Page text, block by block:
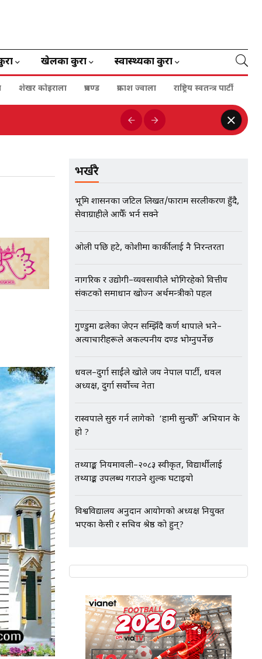
खेलका कुरा स्वास्थ्यका कुरा
शेखर कोइराला प्रचण्ड प्रकाश ज्वाला राष्ट्रिय स्वतन्त्र पार्टी
भर्खरै
भूमि प्रशासनका जटिल लिखत/फाराम सरलीकरण हुँदै,
सेवाग्राहीले आफैँ भर्न सक्ने
ओली पछि हटे, कोशीमा कार्कीलाई नै निरन्तरता
नागरिक र उद्योगी–व्यवसायीले भोगिरहेको वित्तीय
संकटको समाधान खोज्न अर्थमन्त्रीको पहल
गुण्डुमा ढलेका जेएन सम्झिँदै कर्ण थापाले भने–
अत्याचारीहरूले अकल्पनीय दण्ड भोग्नुपर्नेछ
धवल–दुर्गा प्रसाईंले खोले जय नेपाल पार्टी, धवल
अध्यक्ष, दुर्गा सर्वोच्च नेता
रास्वपाले सुरु गर्न लागेको ‘हामी सुन्छौँ’ अभियान के
हो ?
तथ्याङ्क नियमावली–२०८३ स्वीकृत, विद्यार्थीलाई
तथ्याङ्क उपलब्ध गराउने शुल्क घटाइयो
विश्वविद्यालय अनुदान आयोगको अध्यक्ष नियुक्त
भएका केसी र सचिव श्रेष्ठ को हुन्?